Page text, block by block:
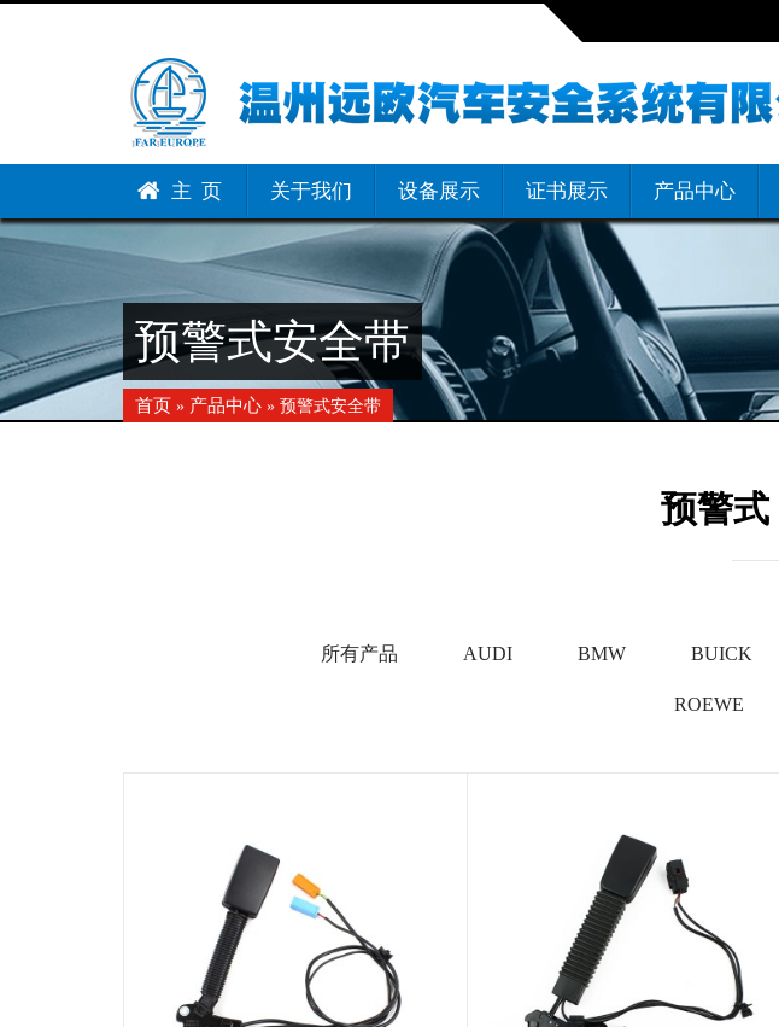
主 页 关于我们 设备展示 证书展示 产品中心
预警式安全带
首页 » 产品中心 » 预警式安全带
预警式
所有产品 AUDI BMW BUICK
ROEWE